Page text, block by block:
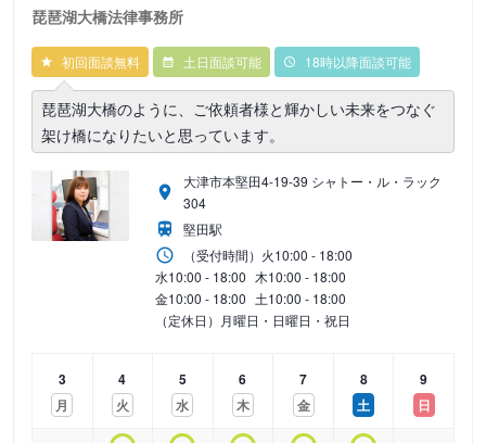
琵琶湖大橋法律事務所
初回面談無料 土日面談可能 18時以降面談可能
琵琶湖大橋のように、ご依頼者様と輝かしい未来をつなぐ
架け橋になりたいと思っています。
大津市本堅田4-19-39 シャトー・ル・ラック
304
堅田駅
（受付時間） 火10:00 - 18:00
水10:00 - 18:00 木10:00 - 18:00
金10:00 - 18:00 土10:00 - 18:00
（定休日）月曜日・日曜日・祝日
3
月
4
火
5
水
6
木
7
金
8
土
9
日